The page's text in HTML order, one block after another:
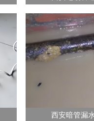
西安暗管漏